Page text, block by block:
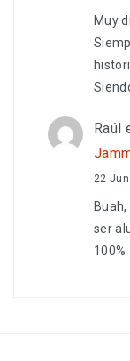
Muy
Raúl
22
ser
100%